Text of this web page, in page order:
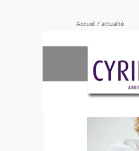
Accueil / actualité